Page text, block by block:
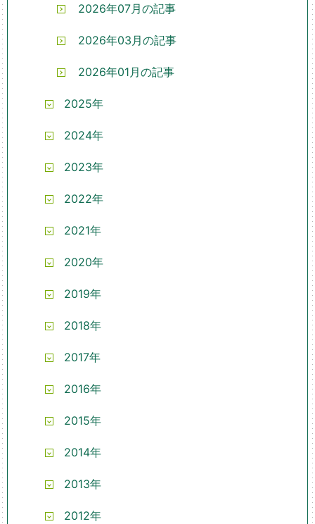
2026年07月の記事
2026年03月の記事
2026年01月の記事
2025年
2024年
2023年
2022年
2021年
2020年
2019年
2018年
2017年
2016年
2015年
2014年
2013年
2012年